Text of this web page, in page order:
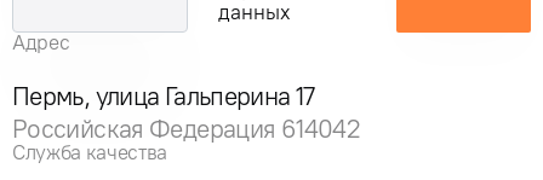
данных
Адрес
Пермь, улица Гальперина 17
Российская Федерация 614042
Служба качества